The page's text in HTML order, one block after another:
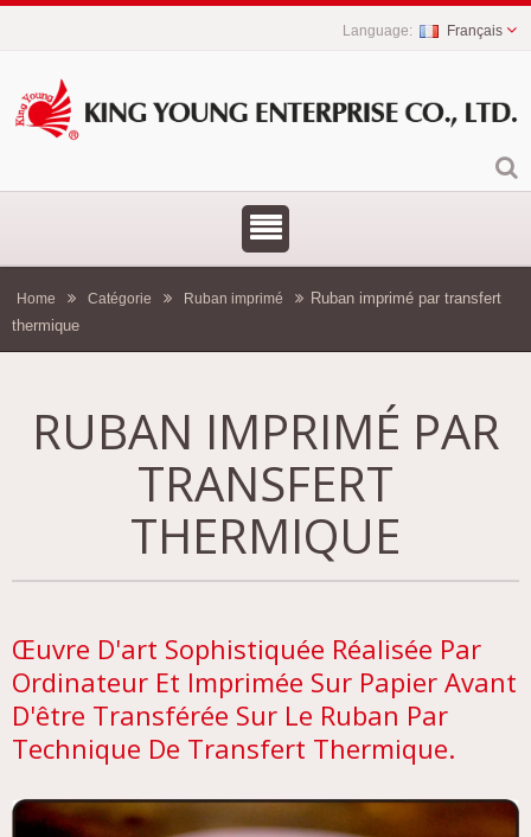
Français
Home Catégorie Ruban imprimé
Ruban imprimé par transfert
thermique
RUBAN IMPRIMÉ PAR
TRANSFERT
THERMIQUE
Œuvre D'art Sophistiquée Réalisée Par
Ordinateur Et Imprimée Sur Papier Avant
D'être Transférée Sur Le Ruban Par
Technique De Transfert Thermique.